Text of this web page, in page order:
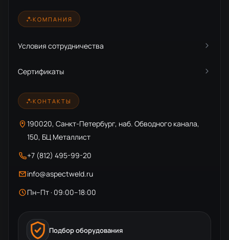
КОМПАНИЯ
Условия сотрудничества
Сертификаты
КОНТАКТЫ
190020, Санкт-Петербург, наб. Обводного канала,
150, БЦ Металлист
+7 (812) 495-99-20
info@aspectweld.ru
Пн–Пт · 09:00–18:00
Подбор оборудования